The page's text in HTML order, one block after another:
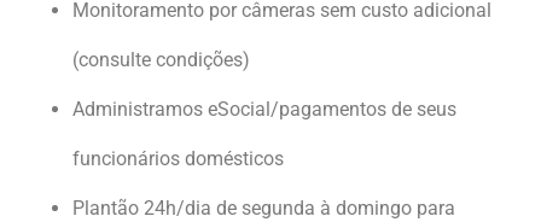
Monitoramento por câmeras sem custo adicional
(consulte condições)
Administramos eSocial/pagamentos de seus
funcionários domésticos
Plantão 24h/dia de segunda à domingo para